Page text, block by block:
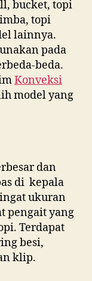
bucket, topi
topi
lainnya.
pada
beda.
Konveksi
model yang
dan
di kepala
ukuran
pengait yang
Terdapat
besi,
klip.